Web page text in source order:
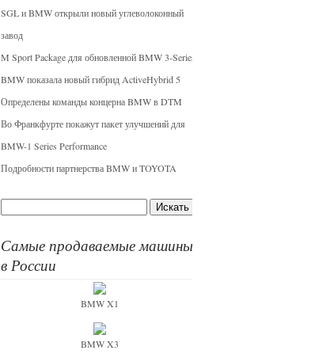
SGL и BMW открыли новый углеволоконный
завод
M Sport Package для обновленной BMW 3-Series
BMW показала новый гибрид ActiveHybrid 5
Определены команды концерна BMW в DTM
Во Франкфурте покажут пакет улучшений для
BMW-1 Series Performance
Подробности партнерства BMW и TOYOTA
Самые продаваемые машины
в России
BMW X1
BMW X3